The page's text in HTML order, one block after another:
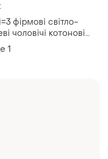
фірмові світло-
чоловічі котонові
чинос next, розмір
1